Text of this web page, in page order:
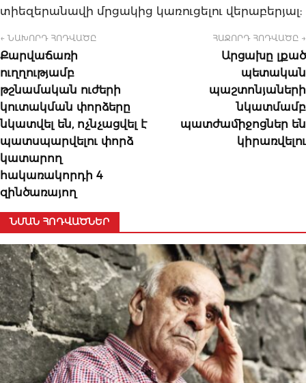
տիեզերանավի մրցակից կառուցելու վերաբերյալ:
← ՆԱԽՈՐԴ ՀՈԴՎԱԾԸ
Քարվաճառի
ուղղությամբ
թշնամական ուժերի
կուտակման փորձերը
նկատվել են, ոչնչացվել է
պատսպարվելու փորձ
կատարող
հակառակորդի 4
զինծառայող
ՀԱՋՈՐԴ ՀՈԴՎԱԾԸ →
Արցախը լքած
պետական
պաշտոնյաների
նկատմամբ
պատժամիջոցներ են
կիրառվելու
ՆՄԱՆ ՀՈԴՎԱԾՆԵՐ